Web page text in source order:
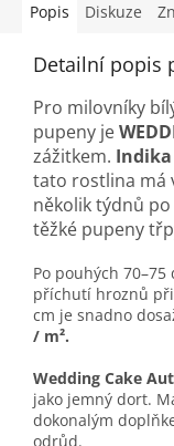
Popis Diskuze
Detailní popis
Pro milovníky
pupeny je
zážitkem.
tato rostlina má
několik týdnů
těžké pupeny
Po pouhých
příchutí hroznů
cm je snadno
/ m².
Wedding Cake
jako jemný dort.
dokonalým
odrůd.